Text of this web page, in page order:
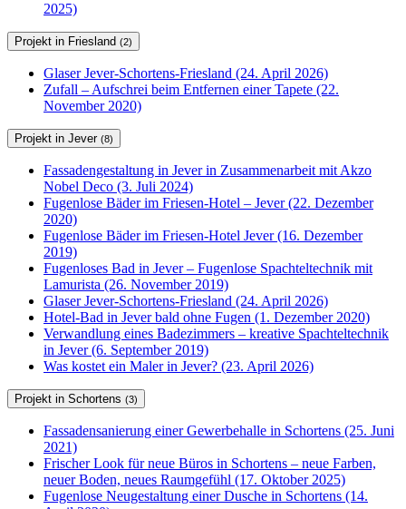
2025)
Projekt in Friesland (2)
Glaser Jever-Schortens-Friesland (24. April 2026)
Zufall – Aufschrei beim Entfernen einer Tapete (22.
November 2020)
Projekt in Jever (8)
Fassadengestaltung in Jever in Zusammenarbeit mit Akzo
Nobel Deco (3. Juli 2024)
Fugenlose Bäder im Friesen-Hotel – Jever (22. Dezember
2020)
Fugenlose Bäder im Friesen-Hotel Jever (16. Dezember
2019)
Fugenloses Bad in Jever – Fugenlose Spachteltechnik mit
Lamurista (26. November 2019)
Glaser Jever-Schortens-Friesland (24. April 2026)
Hotel-Bad in Jever bald ohne Fugen (1. Dezember 2020)
Verwandlung eines Badezimmers – kreative Spachteltechnik
in Jever (6. September 2019)
Was kostet ein Maler in Jever? (23. April 2026)
Projekt in Schortens (3)
Fassadensanierung einer Gewerbehalle in Schortens (25. Juni
2021)
Frischer Look für neue Büros in Schortens – neue Farben,
neuer Boden, neues Raumgefühl (17. Oktober 2025)
Fugenlose Neugestaltung einer Dusche in Schortens (14.